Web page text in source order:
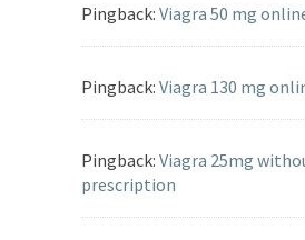
Pingback: Viagra 50 mg
Pingback: Viagra 130 mg
Pingback: Viagra 25mg
prescription